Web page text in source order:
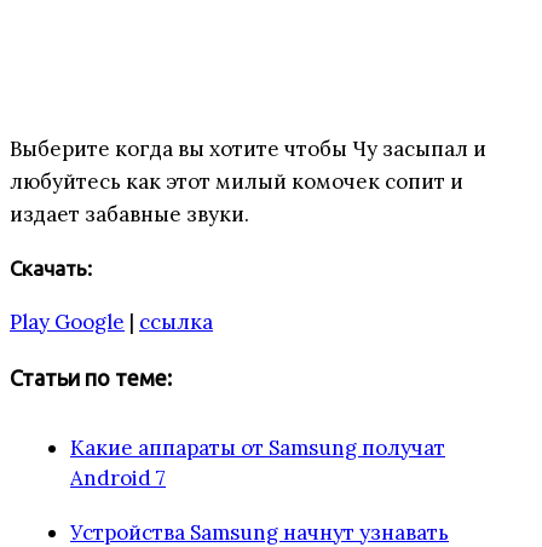
Выберите когда вы хотите чтобы Чу засыпал и
любуйтесь как этот милый комочек сопит и
издает забавные звуки.
Скачать:
Play Google | ссылка
Статьи по теме:
Какие аппараты от Samsung получат
Android 7
Устройства Samsung начнут узнавать